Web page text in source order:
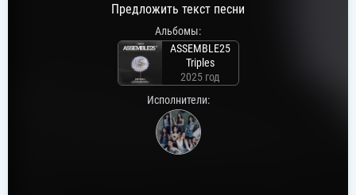
Предложить текст песни
Альбомы:
ASSEMBLE25
Triples
2025 год
Исполнители: